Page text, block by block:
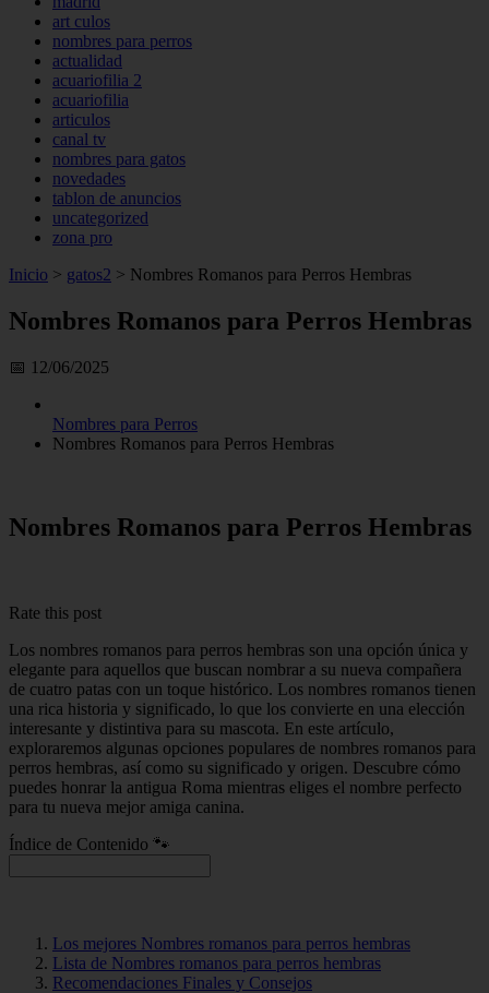
art culos
nombres para perros
actualidad
acuariofilia 2
acuariofilia
articulos
canal tv
nombres para gatos
novedades
tablon de anuncios
uncategorized
zona pro
Inicio > gatos2 > Nombres Romanos para Perros Hembras
Nombres Romanos para Perros Hembras
📅 12/06/2025
Nombres para Perros
Nombres Romanos para Perros Hembras
Nombres Romanos para Perros Hembras
Rate this post
Los nombres romanos para perros hembras son una opción única y
elegante para aquellos que buscan nombrar a su nueva compañera
de cuatro patas con un toque histórico. Los nombres romanos tienen
una rica historia y significado, lo que los convierte en una elección
interesante y distintiva para su mascota. En este artículo,
exploraremos algunas opciones populares de nombres romanos para
perros hembras, así como su significado y origen. Descubre cómo
puedes honrar la antigua Roma mientras eliges el nombre perfecto
para tu nueva mejor amiga canina.
Índice de Contenido 🐾
Los mejores Nombres romanos para perros hembras
Lista de Nombres romanos para perros hembras
Recomendaciones Finales y Consejos